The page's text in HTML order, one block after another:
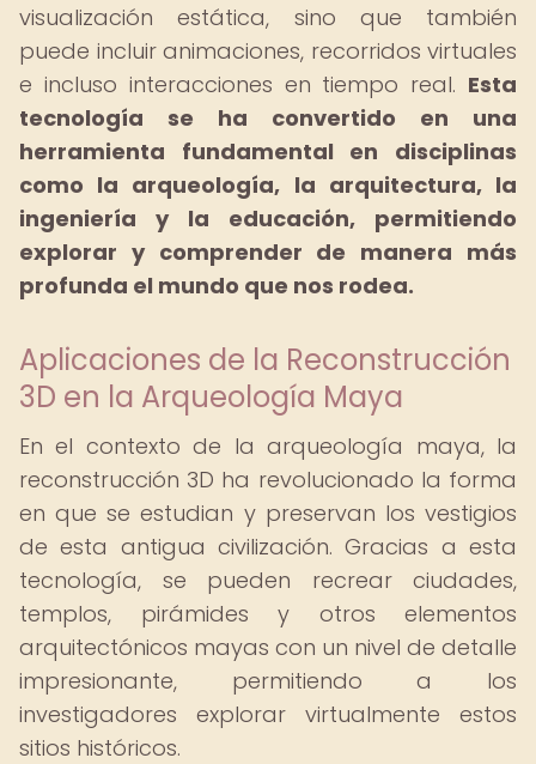
visualización estática, sino que también
puede incluir animaciones, recorridos virtuales
e incluso interacciones en tiempo real. Esta
tecnología se ha convertido en una
herramienta fundamental en disciplinas
como la arqueología, la arquitectura, la
ingeniería y la educación, permitiendo
explorar y comprender de manera más
profunda el mundo que nos rodea.
Aplicaciones de la Reconstrucción
3D en la Arqueología Maya
En el contexto de la arqueología maya, la
reconstrucción 3D ha revolucionado la forma
en que se estudian y preservan los vestigios
de esta antigua civilización. Gracias a esta
tecnología, se pueden recrear ciudades,
templos, pirámides y otros elementos
arquitectónicos mayas con un nivel de detalle
impresionante, permitiendo a los
investigadores explorar virtualmente estos
sitios históricos.